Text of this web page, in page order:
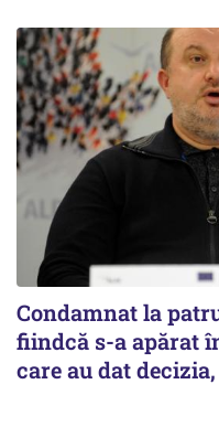
Condamnat la
fiindcă s-a apărat
care au dat